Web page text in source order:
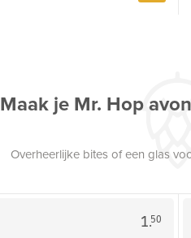
Maak je Mr. Hop
Overheerlijke bites of een glas
1.50